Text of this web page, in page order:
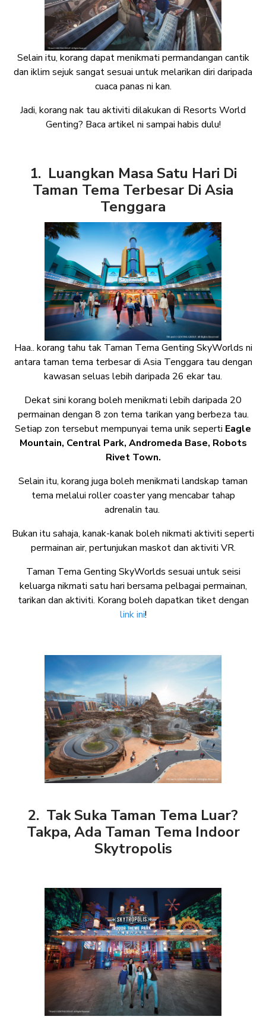
Selain itu, korang dapat menikmati permandangan cantik
dan iklim sejuk sangat sesuai untuk melarikan diri daripada
cuaca panas ni kan.
Jadi, korang nak tau aktiviti dilakukan di Resorts World
Genting? Baca artikel ni sampai habis dulu!
1. Luangkan Masa Satu Hari Di
Taman Tema Terbesar Di Asia
Tenggara
Haa.. korang tahu tak Taman Tema Genting SkyWorlds ni
antara taman tema terbesar di Asia Tenggara tau dengan
kawasan seluas lebih daripada 26 ekar tau.
Dekat sini korang boleh menikmati lebih daripada 20
permainan dengan 8 zon tema tarikan yang berbeza tau.
Setiap zon tersebut mempunyai tema unik seperti Eagle
Mountain, Central Park, Andromeda Base, Robots
Rivet Town.
Selain itu, korang juga boleh menikmati landskap taman
tema melalui roller coaster yang mencabar tahap
adrenalin tau.
Bukan itu sahaja, kanak-kanak boleh nikmati aktiviti seperti
permainan air, pertunjukan maskot dan aktiviti VR.
Taman Tema Genting SkyWorlds sesuai untuk seisi
keluarga nikmati satu hari bersama pelbagai permainan,
tarikan dan aktiviti. Korang boleh dapatkan tiket dengan
link ini!
2. Tak Suka Taman Tema Luar?
Takpa, Ada Taman Tema Indoor
Skytropolis